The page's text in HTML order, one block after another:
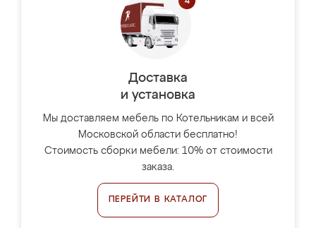
Доставка
и установка
Мы доставляем мебель по Котельникам и всей
Московской области бесплатно!
Стоимость сборки мебели: 10% от стоимости
заказа.
ПЕРЕЙТИ В КАТАЛОГ